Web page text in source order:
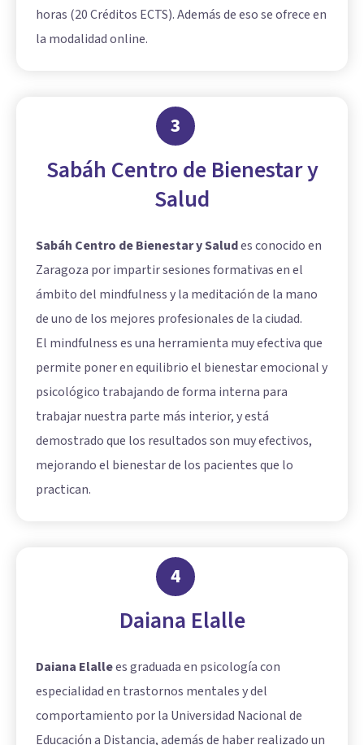
horas (20 Créditos ECTS). Además de eso se ofrece en
la modalidad online.
3
Sabáh Centro de Bienestar y
Salud
Sabáh Centro de Bienestar y Saludes conocido en
Zaragoza por impartir sesiones formativas en el
ámbito del mindfulness y la meditación de la mano
de uno de los mejores profesionales de la ciudad.
El mindfulness es una herramienta muy efectiva que
permite poner en equilibrio el bienestar emocional y
psicológico trabajando de forma interna para
trabajar nuestra parte más interior, y está
demostrado que los resultados son muy efectivos,
mejorando el bienestar de los pacientes que lo
practican.
4
Daiana Elalle
Daiana Elallees graduada en psicología con
especialidad en trastornos mentales y del
comportamiento por la Universidad Nacional de
Educación a Distancia, además de haber realizado un